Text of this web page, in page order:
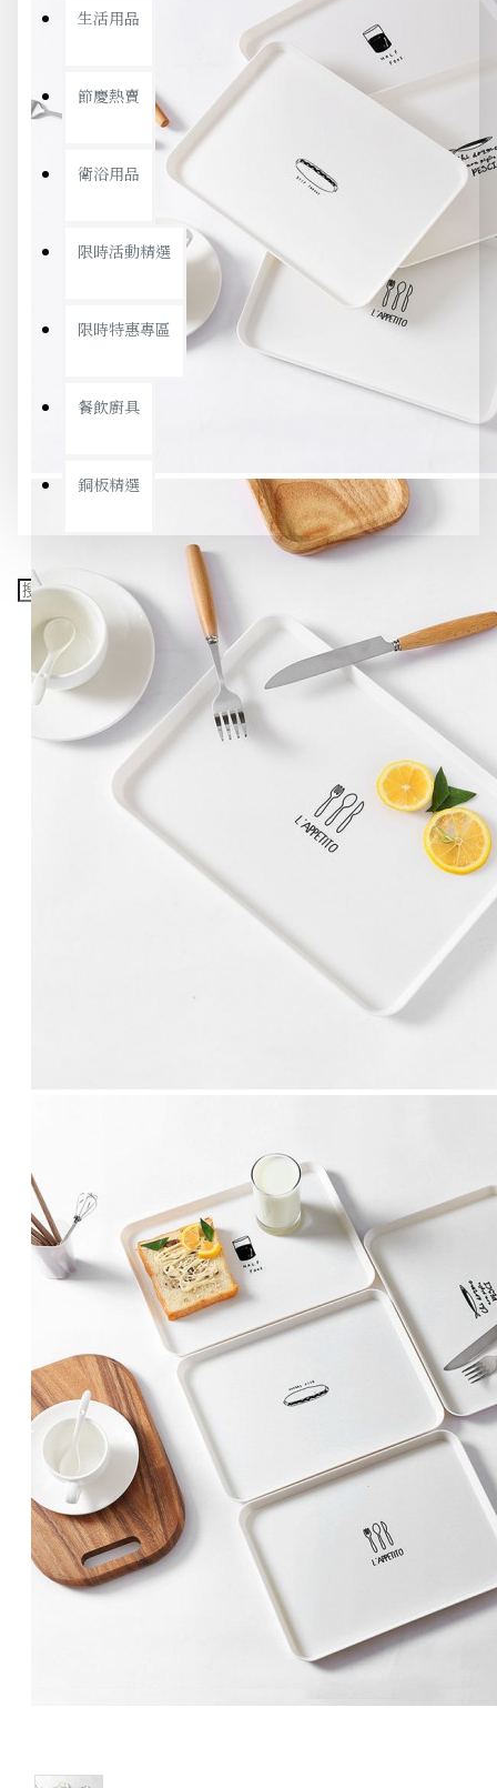
生活用品
節慶熱賣
衛浴用品
限時活動精選
限時特惠專區
餐飲廚具
銅板精選